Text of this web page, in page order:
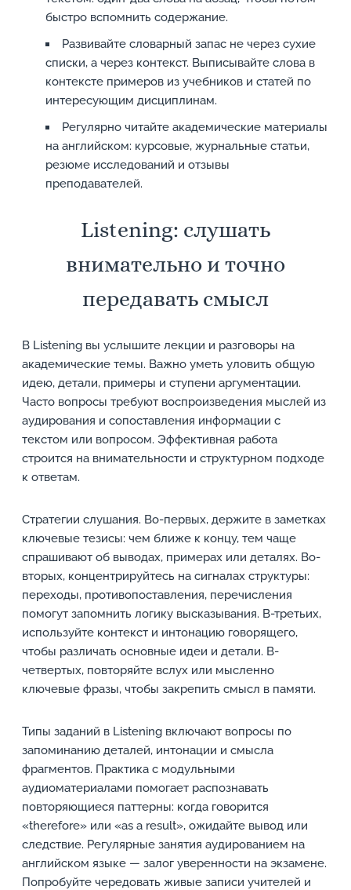
быстро вспомнить содержание.
Развивайте словарный запас не через сухие
списки, а через контекст. Выписывайте слова в
контексте примеров из учебников и статей по
интересующим дисциплинам.
Регулярно читайте академические материалы
на английском: курсовые, журнальные статьи,
резюме исследований и отзывы
преподавателей.
Listening: слушать
внимательно и точно
передавать смысл
В Listening вы услышите лекции и разговоры на
академические темы. Важно уметь уловить общую
идею, детали, примеры и ступени аргументации.
Часто вопросы требуют воспроизведения мыслей из
аудирования и сопоставления информации с
текстом или вопросом. Эффективная работа
строится на внимательности и структурном подходе
к ответам.
Стратегии слушания. Во-первых, держите в заметках
ключевые тезисы: чем ближе к концу, тем чаще
спрашивают об выводах, примерах или деталях. Во-
вторых, концентрируйтесь на сигналах структуры:
переходы, противопоставления, перечисления
помогут запомнить логику высказывания. В-третьих,
используйте контекст и интонацию говорящего,
чтобы различать основные идеи и детали. В-
четвертых, повторяйте вслух или мысленно
ключевые фразы, чтобы закрепить смысл в памяти.
Типы заданий в Listening включают вопросы по
запоминанию деталей, интонации и смысла
фрагментов. Практика с модульными
аудиоматериалами помогает распознавать
повторяющиеся паттерны: когда говорится
«therefore» или «as a result», ожидайте вывод или
следствие. Регулярные занятия аудированием на
английском языке — залог уверенности на экзамене.
Попробуйте чередовать живые записи учителей и